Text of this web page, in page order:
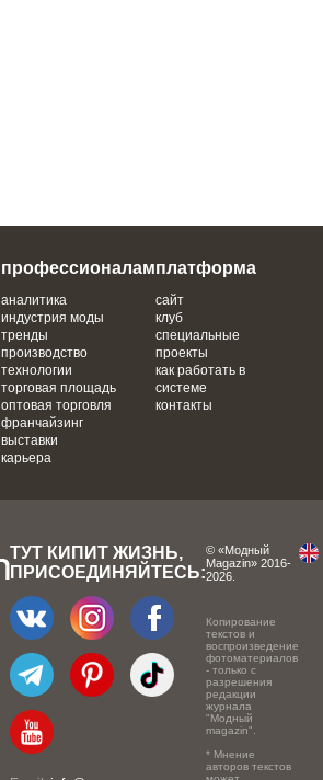
профессионалам
аналитика
индустрия моды
тренды
производство
технологии
торговая площадь
оптовая торговля
франчайзинг
выставки
карьера
платформа
сайт
клуб
специальные
проекты
как работать в
системе
контакты
ТУТ КИПИТ ЖИЗНЬ,
ПРИСОЕДИНЯЙТЕСЬ:
© «Модный
Magazin» 2016-
2026.
Копирование
текстов и
воспроизведение
фотоматериалов
- только с
разрешения
редакции
журнала
"Модный
magazin".
* Мнение
авторов текстов